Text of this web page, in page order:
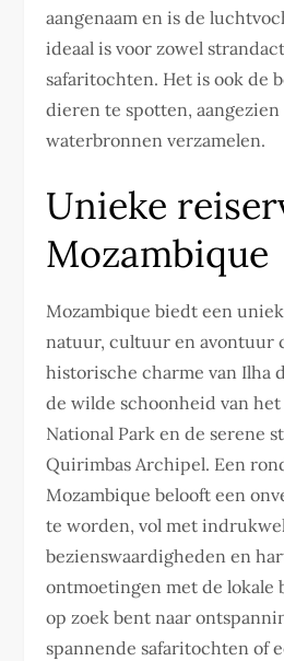
aangenaam en is de
ideaal is voor zowel
safaritochten. Het is ook de
dieren te spotten,
waterbronnen verzamelen.
Unieke
Mozambique
Mozambique biedt een
natuur, cultuur en avontuur
historische charme van Ilha
de wilde schoonheid van het
National Park en de serene
Quirimbas Archipel. Een
Mozambique belooft een
te worden, vol met
bezienswaardigheden en
ontmoetingen met de lokale
op zoek bent naar
spannende safaritochten of